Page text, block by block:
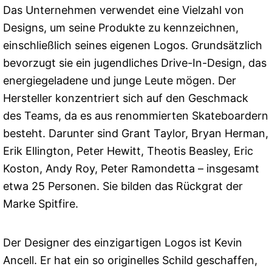
Das Unternehmen verwendet eine Vielzahl von
Designs, um seine Produkte zu kennzeichnen,
einschließlich seines eigenen Logos. Grundsätzlich
bevorzugt sie ein jugendliches Drive-In-Design, das
energiegeladene und junge Leute mögen. Der
Hersteller konzentriert sich auf den Geschmack
des Teams, da es aus renommierten Skateboardern
besteht. Darunter sind Grant Taylor, Bryan Herman,
Erik Ellington, Peter Hewitt, Theotis Beasley, Eric
Koston, Andy Roy, Peter Ramondetta – insgesamt
etwa 25 Personen. Sie bilden das Rückgrat der
Marke Spitfire.
Der Designer des einzigartigen Logos ist Kevin
Ancell. Er hat ein so originelles Schild geschaffen,